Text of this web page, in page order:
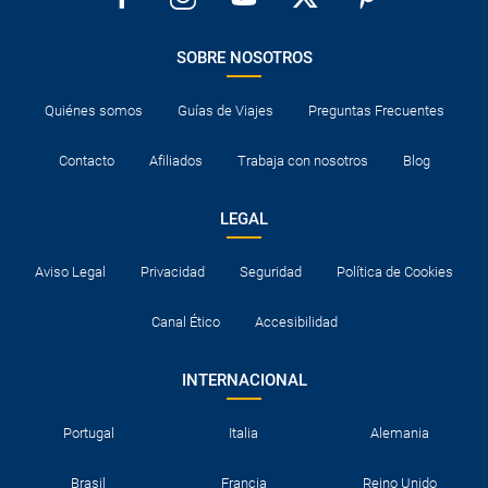
¿Cuántas veces debo imprimir el bono de los
SOBRE NOSOTROS
Quiénes somos Guías de Viajes Preguntas Frecuentes
Contacto Afiliados Trabaja con nosotros Blog
LEGAL
Aviso Legal Privacidad Seguridad Política de Cookies
Canal Ético Accesibilidad
INTERNACIONAL
Portugal Italia Alemania
Brasil Francia Reino Unido